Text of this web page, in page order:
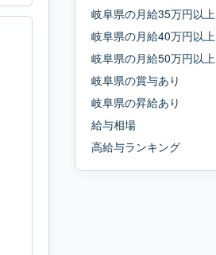
岐阜県の月給35万円以上
岐阜県の月給40万円以上
岐阜県の月給50万円以上
岐阜県の賞与あり
岐阜県の昇給あり
給与相場
高給与ランキング